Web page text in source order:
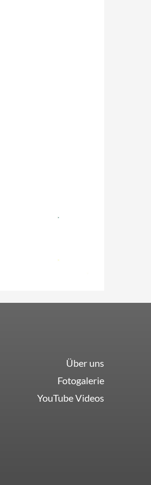
Über uns
Fotogalerie
YouTube Videos